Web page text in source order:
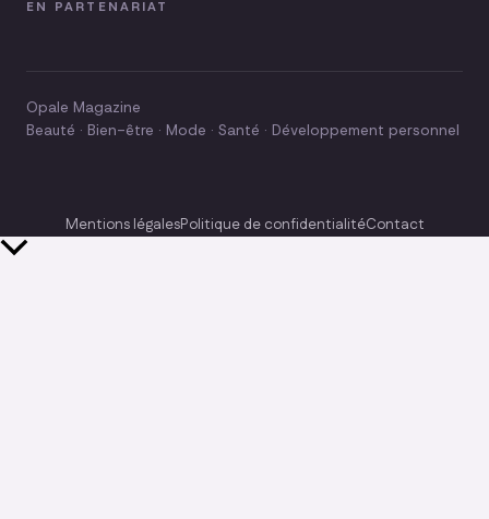
EN PARTENARIAT
Opale Magazine
Beauté · Bien-être · Mode · Santé · Développement personnel
Mentions légalesPolitique de confidentialitéContact